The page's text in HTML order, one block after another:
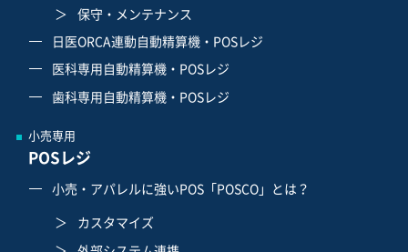
保守・メンテナンス
日医ORCA連動自動精算機・POSレジ
医科専用自動精算機・POSレジ
歯科専用自動精算機・POSレジ
小売専用
POSレジ
小売・アパレルに強いPOS「POSCO」とは？
カスタマイズ